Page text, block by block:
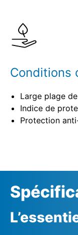
Conditions
Large plage
Indice de
Protection